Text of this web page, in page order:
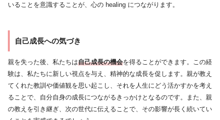
いることを意識することが、心の healing につながります。
自己成長への気づき
親を失った後、私たちは自己成長の機会を得ることができます。この経
験は、私たちに新しい視点を与え、精神的な成長を促します。親が教え
てくれた教訓や価値観を思い起こし、それを人生にどう活かすかを考え
ることで、自分自身の成長につながるきっかけとなるのです。また、親
の教えを引き継ぎ、次の世代に伝えることで、その影響が長く続いてい